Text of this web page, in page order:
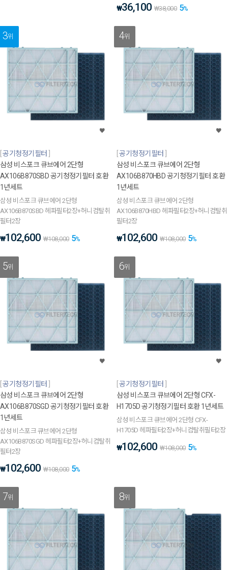
₩36,100 ₩38,000 5%
3위
공기청정기필터
삼성 비스포크 큐브에어 2단형
AX106B870SBD 공기청정기필터 호환
1년세트
삼성 비스포크 큐브에어 2단형
AX106B870SBD 헤파필터2장+허니컴탈취
필터2장
₩102,600 ₩108,000 5%
4위
공기청정기필터
삼성 비스포크 큐브에어 2단형
AX106B870HBD 공기청정기필터 호환
1년세트
삼성 비스포크 큐브에어 2단형
AX106B870HBD 헤파필터2장+허니컴탈취
필터2장
₩102,600 ₩108,000 5%
5위
공기청정기필터
삼성 비스포크 큐브에어 2단형
AX106B870SGD 공기청정기필터 호환
1년세트
삼성 비스포크 큐브에어 2단형
AX106B870SGD 헤파필터2장+허니컴탈취
필터2장
₩102,600 ₩108,000 5%
6위
공기청정기필터
삼성 비스포크 큐브에어 2단형 CFX-
H1705D 공기청정기필터 호환 1년세트
삼성 비스포크 큐브에어 2단형 CFX-
H1705D 헤파필터2장+허니컴탈취필터2장
₩102,600 ₩108,000 5%
7위 8위